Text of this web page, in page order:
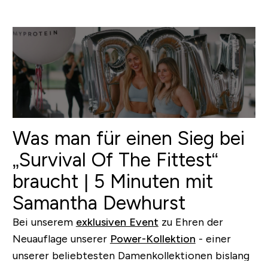
Was man für einen Sieg bei
„Survival Of The Fittest“
braucht | 5 Minuten mit
Samantha Dewhurst
Bei unserem exklusiven Event zu Ehren der
Neuauflage unserer Power-Kollektion - einer
unserer beliebtesten Damenkollektionen bislang